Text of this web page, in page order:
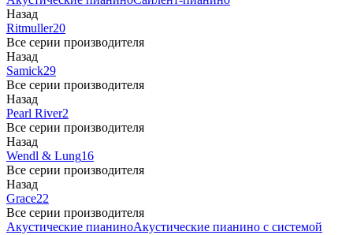
Назад
Ritmuller20
Все серии производителя
Назад
Samick29
Все серии производителя
Назад
Pearl River2
Все серии производителя
Назад
Wendl & Lung16
Все серии производителя
Назад
Grace22
Все серии производителя
Акустические пианиноАкустические пианино с системой